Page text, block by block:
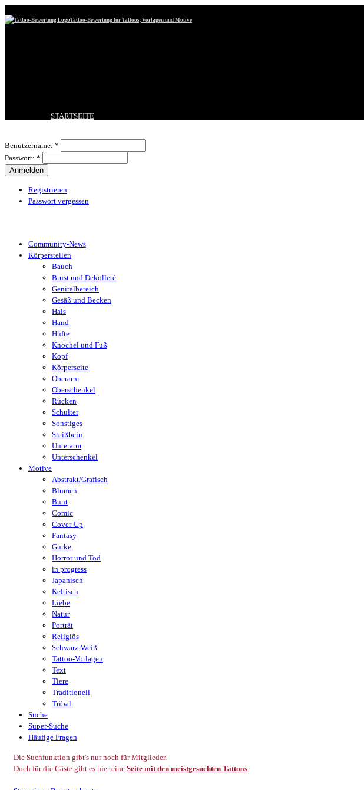
Tattoo-Bewertung für Tattoos, Vorlagen und Motive
STARTSEITE
BESTE TATTOOS
NEUESTE TATTOOS
Benutzername: *
Passwort: *
Registrieren
Passwort vergessen
Community-News
Körperstellen
Bauch
Brust und Dekolleté
Genitalbereich
Gesäß und Becken
Hals
Hand
Hüfte
Knöchel und Fuß
Kopf
Körperseite
Oberarm
Oberschenkel
Rücken
Schulter
Sonstiges
Steißbein
Unterarm
Unterschenkel
Motive
Abstrakt/Grafisch
Blumen
Bunt
Comic
Cover-Up
Fantasy
Gurke
Horror und Tod
in progress
Japanisch
Keltisch
Liebe
Natur
Porträt
Religiös
Schwarz-Weiß
Tattoo-Vorlagen
Text
Tiere
Traditionell
Tribal
Suche
Super-Suche
Häufige Fragen
Die Suchfunktion gibt's nur noch für Mitglieder.
Doch für die Gäste gibt es hier eine Seite mit den meistgesuchten Tattoos.